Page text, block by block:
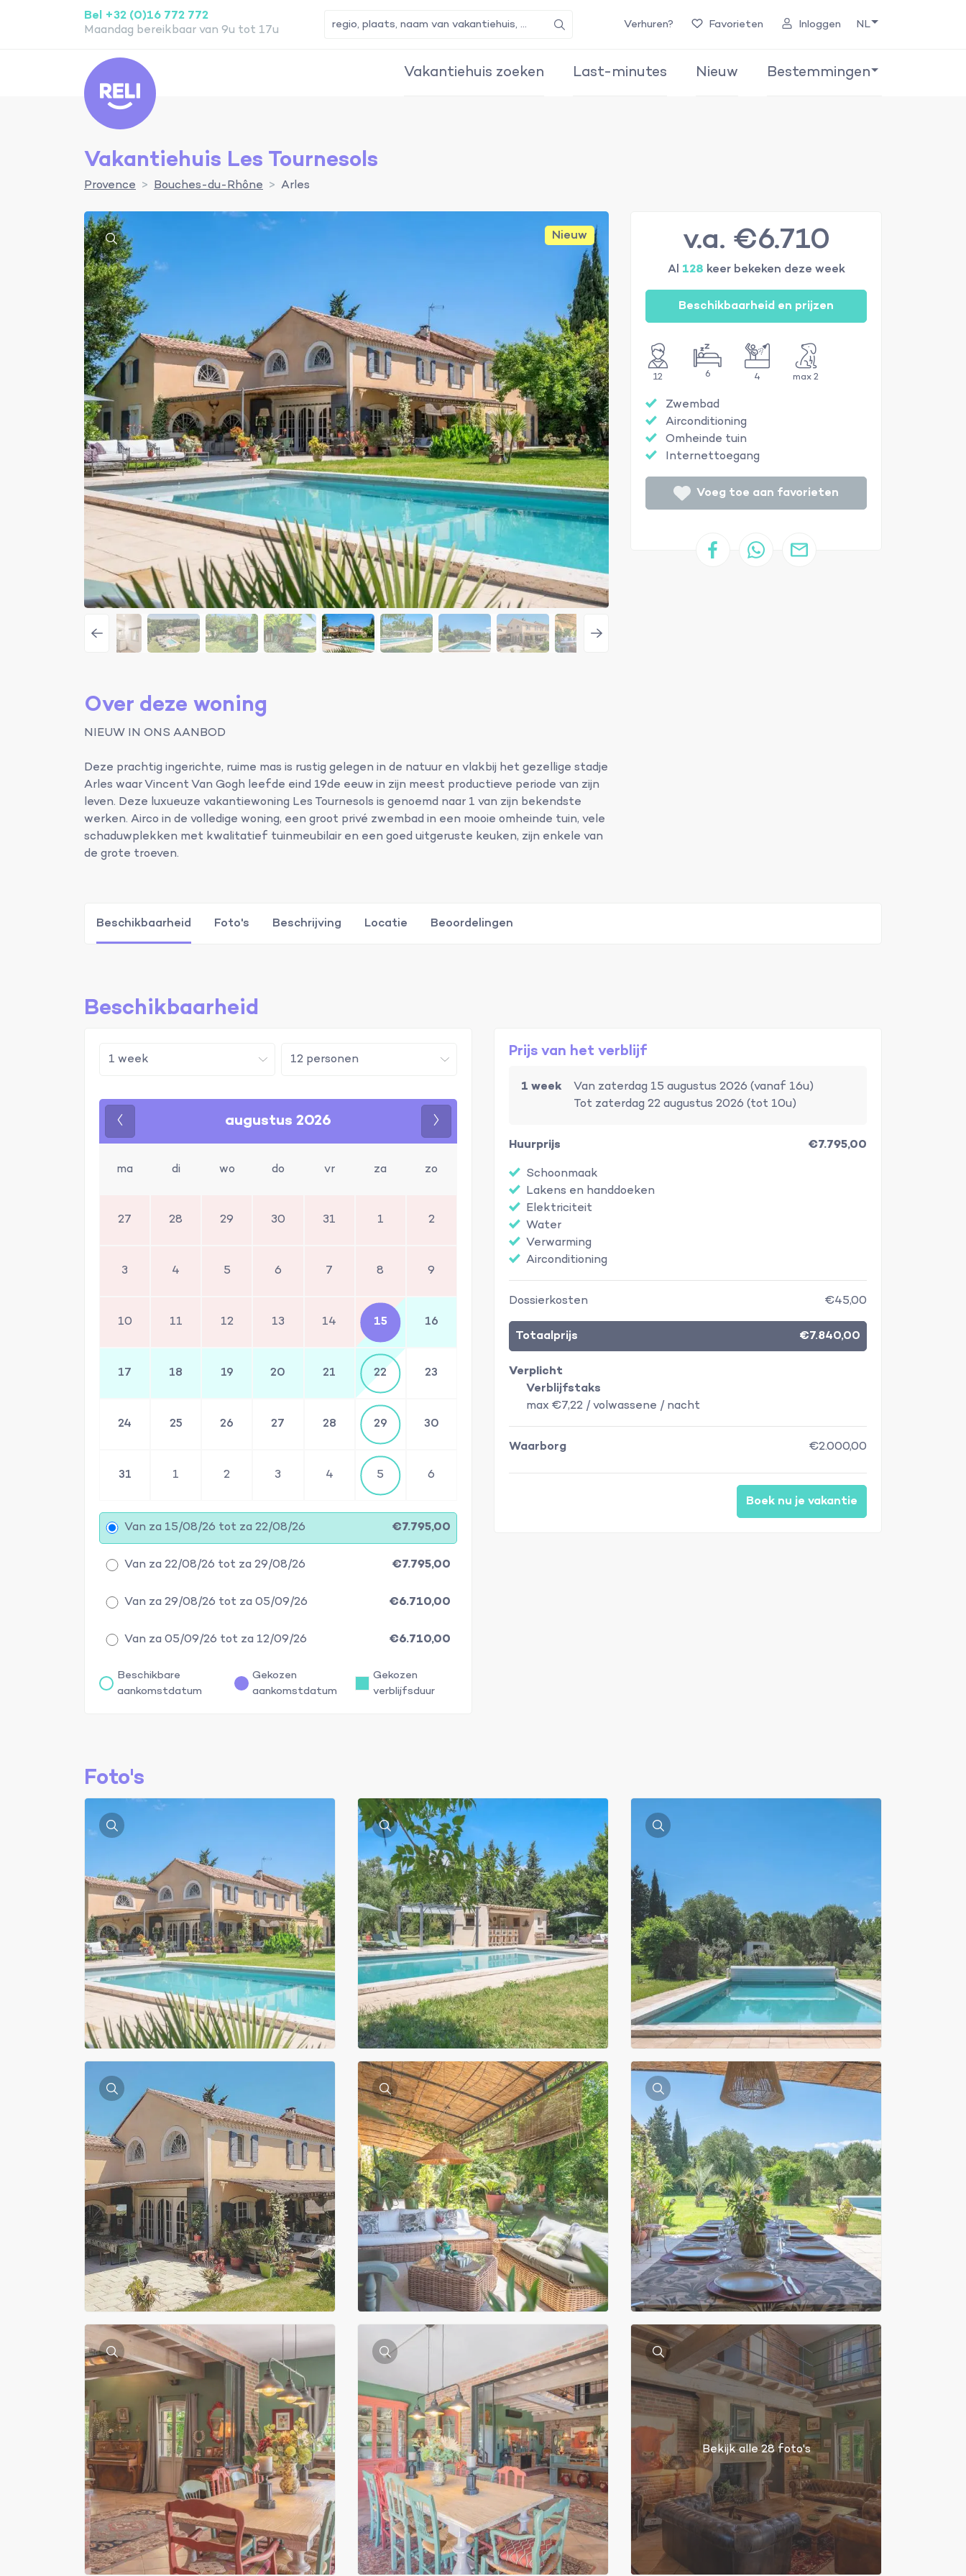
Reli
Bel +32 (0)16 772 772
Maandag bereikbaar van 9u tot 17u
Zoeken Verhuren? Favorieten Inloggen NL
Vakantiehuis zoeken Last-minutes Nieuw Bestemmingen
Nieuw
Provence Bouches-du-Rhône Arles
Vakantiehuis Les Tournesols
12 6 4 max 2
Zwembad
Airconditioning
Omheinde tuin
Internettoegang
v.a. €6.710
Al 128 keer bekeken deze week
Beschikbaarheid en prijzen
Voeg toe aan favorieten
Over deze woning
NIEUW IN ONS AANBOD
Deze prachtig ingerichte, ruime mas is rustig gelegen in de natuur en vlakbij het gezellige stadje
Arles waar Vincent Van Gogh leefde eind 19de eeuw in zijn meest productieve periode van zijn
leven. Deze luxueuze vakantiewoning Les Tournesols is genoemd naar 1 van zijn bekendste
werken. Airco in de volledige woning, een groot privé zwembad in een mooie omheinde tuin, vele
schaduwplekken met kwalitatief tuinmeubilair en een goed uitgeruste keuken, zijn enkele van
de grote troeven.
Beschikbaarheid Foto's Beschrijving Locatie Beoordelingen
Beschikbaarheid
augustus 2026
ma di wo do vr za zo
27 28 29 30 31 1 2
3 4 5 6 7 8 9
10 11 12 13 14 15 16
17 18 19 20 21 22 23
24 25 26 27 28 29 30
31 1 2 3 4 5 6
Van za 15/08/26 tot za 22/08/26 €7.795,00
Van za 22/08/26 tot za 29/08/26 €7.795,00
Van za 29/08/26 tot za 05/09/26 €6.710,00
Van za 05/09/26 tot za 12/09/26 €6.710,00
Beschikbare
aankomstdatum
Gekozen
aankomstdatum
Gekozen
verblijfsduur
Prijs van het verblijf
1 week
Van zaterdag 15 augustus 2026 (vanaf 16u)
Tot zaterdag 22 augustus 2026 (tot 10u)
Huurprijs
€7.795,00
Schoonmaak
Lakens en handdoeken
Elektriciteit
Water
Verwarming
Airconditioning
Dossierkosten €45,00
Totaalprijs €7.840,00
Verplicht
Verblijfstaks
max €7,22 / volwassene / nacht
Waarborg €2.000,00
Boek nu je vakantie
Foto's
Bekijk alle 28 foto's